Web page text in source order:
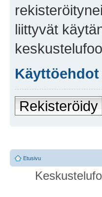
liittyvät
Käyttöehdot
Rekisteröidy
Etusivu